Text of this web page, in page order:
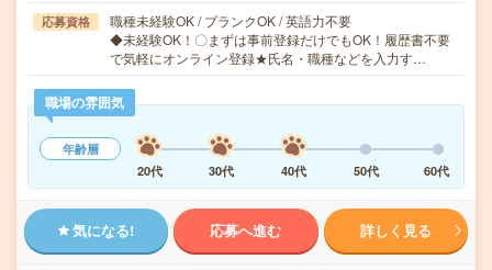
応募資格
職種未経験OK / ブランクOK / 英語力不要
◆未経験OK！〇まずは事前登録だけでもOK！履歴書不要
で気軽にオンライン登録★氏名・職種などを入力す…
職場の雰囲気
年齢層
20代
30代 40代 50代 60代
気になる! 応募へ進む 詳しく見る